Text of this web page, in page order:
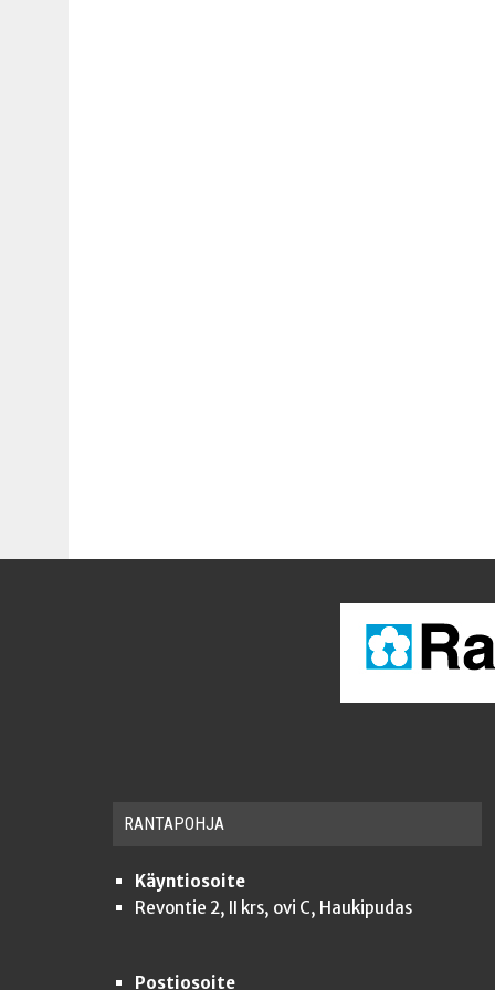
RAN­TA­POH­JA
Käyntiosoite
Revontie 2, II krs, ovi C, Haukipudas
Postiosoite